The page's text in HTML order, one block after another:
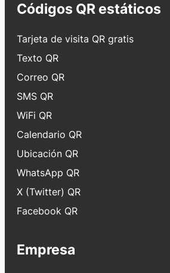
Códigos QR estáticos
Tarjeta de visita QR gratis
Texto QR
Correo QR
SMS QR
WiFi QR
Calendario QR
Ubicación QR
WhatsApp QR
X (Twitter) QR
Facebook QR
Empresa